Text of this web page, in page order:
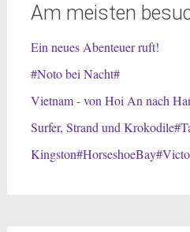
Am meisten
Ein neues Abenteuer ruft!
#Noto bei Nacht#
Vietnam - von Hoi An nach
Surfer, Strand und